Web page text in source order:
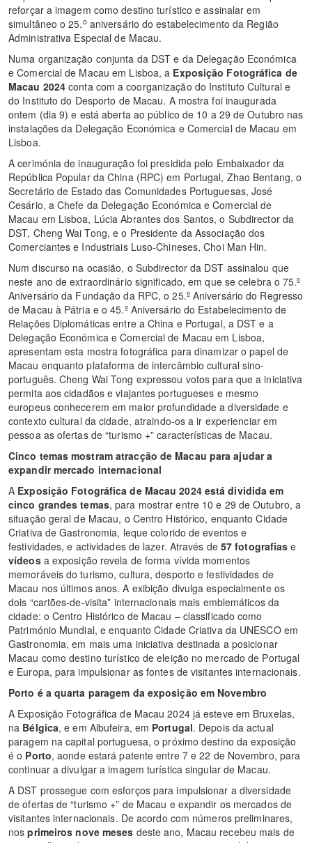
reforçar a imagem como destino turístico e assinalar em
simultâneo o 25.oaniversário do estabelecimento da Região
Administrativa Especial de Macau.
Numa organização conjunta da DST e da Delegação Económica
e Comercial de Macau em Lisboa, a Exposição Fotográfica de
Macau 2024 conta com a coorganização do Instituto Cultural e
do Instituto do Desporto de Macau. A mostra foi inaugurada
ontem (dia 9) e está aberta ao público de 10 a 29 de Outubro nas
instalações da Delegação Económica e Comercial de Macau em
Lisboa.
A cerimónia de inauguração foi presidida pelo Embaixador da
República Popular da China (RPC) em Portugal, Zhao Bentang, o
Secretário de Estado das Comunidades Portuguesas, José
Cesário, a Chefe da Delegação Económica e Comercial de
Macau em Lisboa, Lúcia Abrantes dos Santos, o Subdirector da
DST, Cheng Wai Tong, e o Presidente da Associação dos
Comerciantes e Industriais Luso-Chineses, Choi Man Hin.
Num discurso na ocasião, o Subdirector da DST assinalou que
neste ano de extraordinário significado, em que se celebra o 75.º
Aniversário da Fundação da RPC, o 25.º Aniversário do Regresso
de Macau à Pátria e o 45.º Aniversário do Estabelecimento de
Relações Diplomáticas entre a China e Portugal, a DST e a
Delegação Económica e Comercial de Macau em Lisboa,
apresentam esta mostra fotográfica para dinamizar o papel de
Macau enquanto plataforma de intercâmbio cultural sino-
português. Cheng Wai Tong expressou votos para que a iniciativa
permita aos cidadãos e viajantes portugueses e mesmo
europeus conhecerem em maior profundidade a diversidade e
contexto cultural da cidade, atraindo-os a ir experienciar em
pessoa as ofertas de “turismo +” características de Macau.
Cinco temas mostram atracção de Macau para ajudar a
expandir mercado internacional
A Exposição Fotográfica de Macau 2024 está dividida em
cinco grandes temas, para mostrar entre 10 e 29 de Outubro, a
situação geral de Macau, o Centro Histórico, enquanto Cidade
Criativa de Gastronomia, leque colorido de eventos e
festividades, e actividades de lazer. Através de 57 fotografias e
vídeosa exposição revela de forma vívida momentos
memoráveis do turismo, cultura, desporto e festividades de
Macau nos últimos anos. A exibição divulga especialmente os
dois “cartões-de-visita” internacionais mais emblemáticos da
cidade: o Centro Histórico de Macau – classificado como
Património Mundial, e enquanto Cidade Criativa da UNESCO em
Gastronomia, em mais uma iniciativa destinada a posicionar
Macau como destino turístico de eleição no mercado de Portugal
e Europa, para impulsionar as fontes de visitantes internacionais.
Porto é a quarta paragem da exposição em Novembro
A Exposição Fotográfica de Macau 2024 já esteve em Bruxelas,
na Bélgica, e em Albufeira, em Portugal. Depois da actual
paragem na capital portuguesa, o próximo destino da exposição
é o Porto, aonde estará patente entre 7 e 22 de Novembro, para
continuar a divulgar a imagem turística singular de Macau.
A DST prossegue com esforços para impulsionar a diversidade
de ofertas de “turismo +” de Macau e expandir os mercados de
visitantes internacionais. De acordo com números preliminares,
nosprimeiros nove meses deste ano, Macau recebeu mais de